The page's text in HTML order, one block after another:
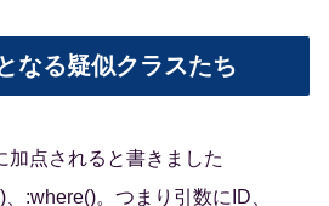
なる疑似クラスたち
加点されると書きました
:where()。つまり引数にID、